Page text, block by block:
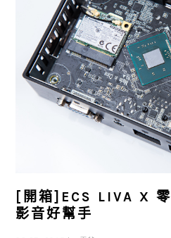
[開箱]ECS LIVA X
影音好幫手